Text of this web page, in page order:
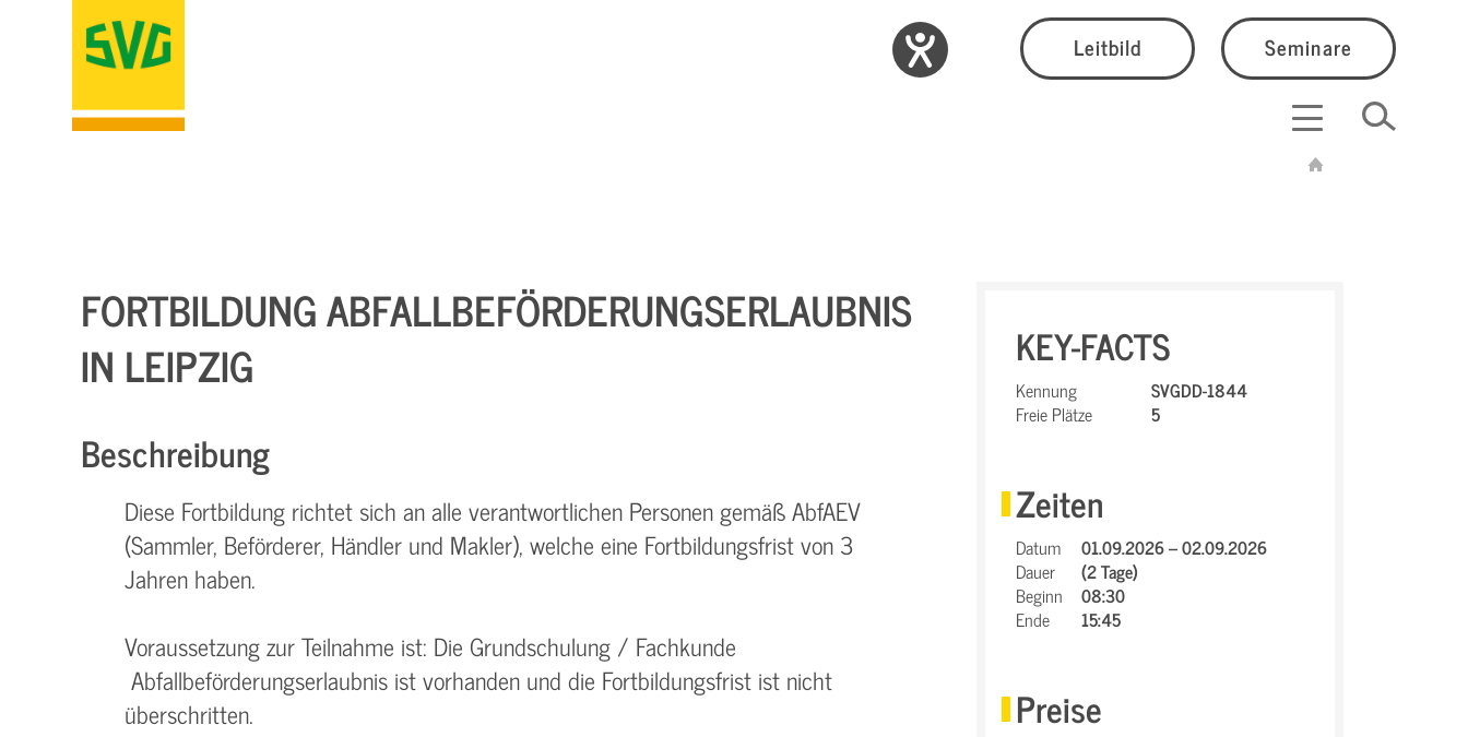
Leitbild Seminare
FORTBILDUNG ABFALLBEFÖRDERUNGSERLAUBNIS
IN LEIPZIG
Beschreibung
Diese Fortbildung richtet sich an alle verantwortlichen Personen gemäß AbfAEV
(Sammler, Beförderer, Händler und Makler), welche eine Fortbildungsfrist von 3
Jahren haben.
Voraussetzung zur Teilnahme ist: Die Grundschulung / Fachkunde
Abfallbeförderungserlaubnis ist vorhanden und die Fortbildungsfrist ist nicht
überschritten.
KEY-FACTS
Kennung
SVGDD-1844
Freie Plätze
5
Zeiten
Datum
01.09.2026 – 02.09.2026
Dauer
(2 Tage)
Beginn
08:30
Ende
15:45
Preise